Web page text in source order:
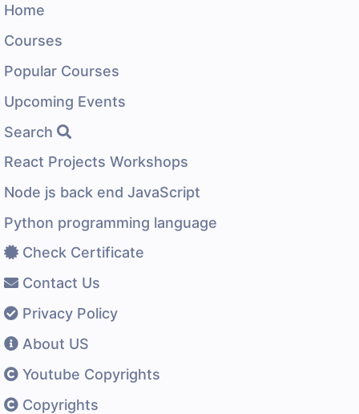
Home
Courses
Popular Courses
Upcoming Events
Search
React Projects Workshops
Node js back end JavaScript
Python programming language
Check Certificate
Contact Us
Privacy Policy
About US
Youtube Copyrights
Copyrights